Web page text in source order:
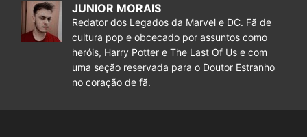
JUNIOR MORAIS
Redator dos Legados da Marvel e DC. Fã de
cultura pop e obcecado por assuntos como
heróis, Harry Potter e The Last Of Us e com
uma seção reservada para o Doutor Estranho
no coração de fã.